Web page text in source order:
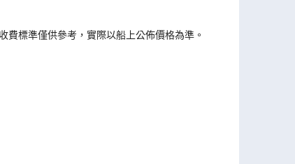
標準僅供參考，實際以船上公佈價格為準。